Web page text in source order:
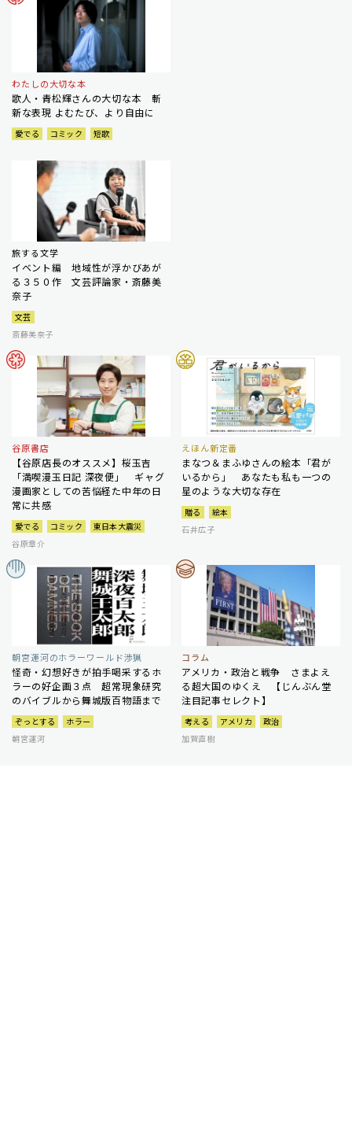
わたしの大切な本
歌人・青松輝さんの大切な本 斬
新な表現 よむたび、より自由に
愛でる コミック 短歌
旅する文学
イベント編 地域性が浮かびあが
る３５０作 文芸評論家・斎藤美
奈子
文芸
斎藤美奈子
谷原書店
【谷原店長のオススメ】桜玉吉
「満喫漫玉日記 深夜便」 ギャグ
漫画家としての苦悩経た中年の日
常に共感
愛でる コミック
東日本大震災
谷原章介
えほん新定番
まなつ＆まふゆさんの絵本「君が
いるから」 あなたも私も一つの
星のような大切な存在
贈る
絵本
石井広子
朝宮運河のホラーワールド渉猟
怪奇・幻想好きが拍手喝采するホ
ラーの好企画３点 超常現象研究
のバイブルから舞城版百物語まで
ぞっとする
ホラー
朝宮運河
コラム
アメリカ・政治と戦争 さまよえ
る超大国のゆくえ 【じんぶん堂
注目記事セレクト】
考える アメリカ
政治
加賀直樹